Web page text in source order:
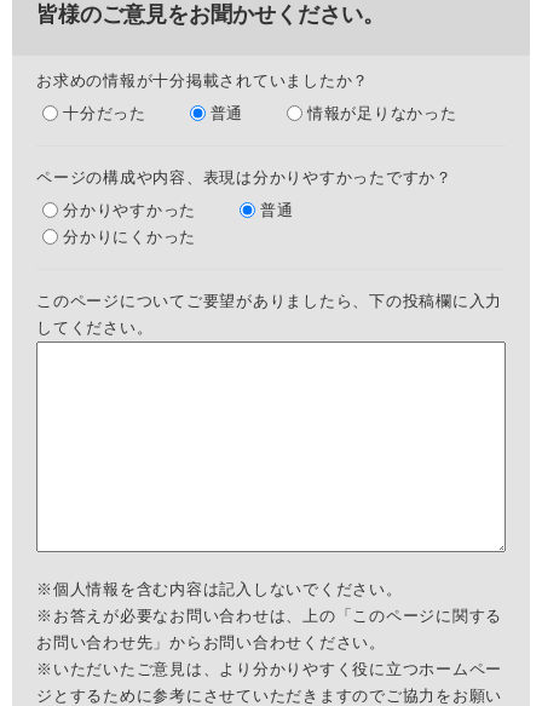
皆様のご意見をお聞かせください。
お求めの情報が十分掲載されていましたか？
十分だった
普通 情報が足りなかった
ページの構成や内容、表現は分かりやすかったですか？
分かりやすかった
普通
分かりにくかった
このページについてご要望がありましたら、下の投稿欄に入力
してください。
※個人情報を含む内容は記入しないでください。
※お答えが必要なお問い合わせは、上の「このページに関する
お問い合わせ先」からお問い合わせください。
※いただいたご意見は、より分かりやすく役に立つホームペー
ジとするために参考にさせていただきますのでご協力をお願い